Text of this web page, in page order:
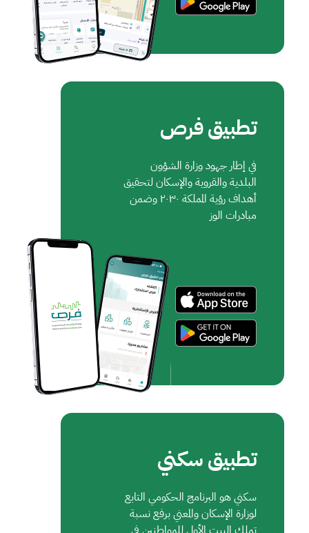
تطبيق فرص
في إطار جهود وزارة الشؤون
البلدية والقروية والإسكان لتحقيق
أهداف رؤية المملكة ٢٠٣٠ وضمن
مبادرات الوز
تطبيق سكني
سكني هو البرنامج الحكومي التابع
لوزارة الإسكان والمعني برفع نسبة